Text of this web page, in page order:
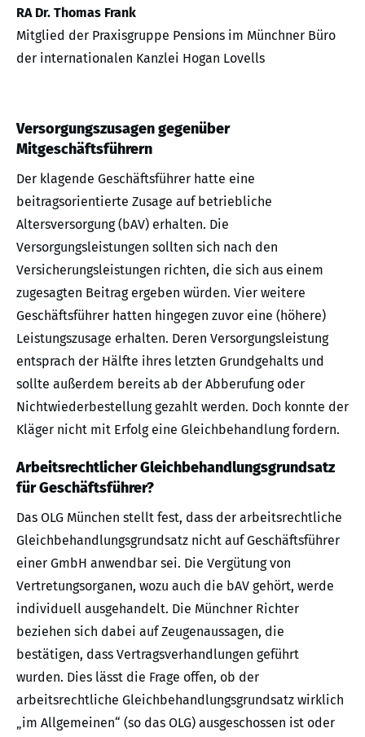
RA Dr. Thomas Frank
Mitglied der Praxisgruppe Pensions im Münchner Büro
der internationalen Kanzlei Hogan Lovells
Versorgungszusagen gegenüber
Mitgeschäftsführern
Der klagende Geschäftsführer hatte eine
beitragsorientierte Zusage auf betriebliche
Altersversorgung (bAV) erhalten. Die
Versorgungsleistungen sollten sich nach den
Versicherungsleistungen richten, die sich aus einem
zugesagten Beitrag ergeben würden. Vier weitere
Geschäftsführer hatten hingegen zuvor eine (höhere)
Leistungszusage erhalten. Deren Versorgungsleistung
entsprach der Hälfte ihres letzten Grundgehalts und
sollte außerdem bereits ab der Abberufung oder
Nichtwiederbestellung gezahlt werden. Doch konnte der
Kläger nicht mit Erfolg eine Gleichbehandlung fordern.
Arbeitsrechtlicher Gleichbehandlungsgrundsatz
für Geschäftsführer?
Das OLG München stellt fest, dass der arbeitsrechtliche
Gleichbehandlungsgrundsatz nicht auf Geschäftsführer
einer GmbH anwendbar sei. Die Vergütung von
Vertretungsorganen, wozu auch die bAV gehört, werde
individuell ausgehandelt. Die Münchner Richter
beziehen sich dabei auf Zeugenaussagen, die
bestätigen, dass Vertragsverhandlungen geführt
wurden. Dies lässt die Frage offen, ob der
arbeitsrechtliche Gleichbehandlungsgrundsatz wirklich
„im Allgemeinen“ (so das OLG) ausgeschossen ist oder